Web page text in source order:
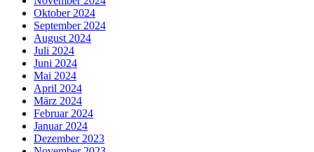
Oktober 2024
September 2024
August 2024
Juli 2024
Juni 2024
Mai 2024
April 2024
März 2024
Februar 2024
Januar 2024
Dezember 2023